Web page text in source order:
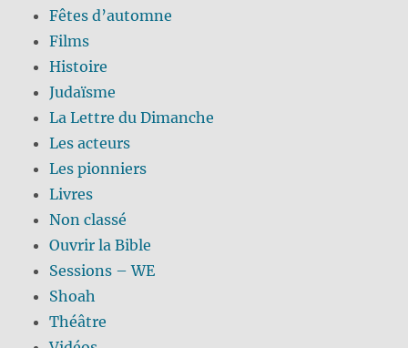
Fêtes d’automne
Films
Histoire
Judaïsme
La Lettre du Dimanche
Les acteurs
Les pionniers
Livres
Non classé
Ouvrir la Bible
Sessions – WE
Shoah
Théâtre